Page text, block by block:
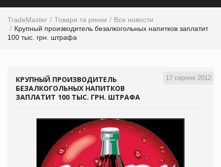
TradeMaster Товари та ринки
Все новости
Крупный производитель безалкогольных напитков заплатит
100 тыс. грн. штрафа
17 серпня 2012
КРУПНЫЙ ПРОИЗВОДИТЕЛЬ
БЕЗАЛКОГОЛЬНЫХ НАПИТКОВ
ЗАПЛАТИТ 100 ТЫС. ГРН. ШТРАФА